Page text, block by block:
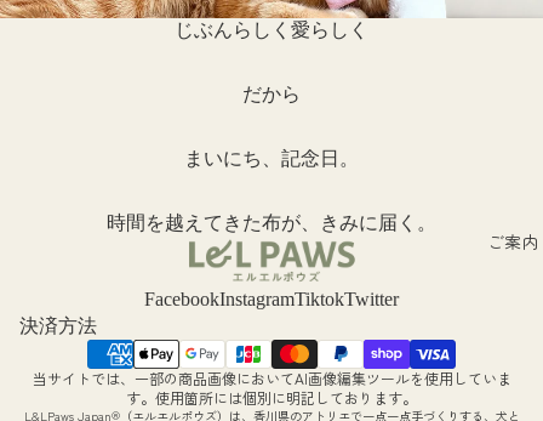
フォト
ご案内
じぶんらしく愛らしく
だから
まいにち、記念日。
時間を越えてきた布が、きみに届く。
FacebookInstagramTiktokTwitter
決済方法
当サイトでは、一部の商品画像においてAI画像編集ツールを使用していま
す。使用箇所には個別に明記しております。
L&LPaws Japan®（エルエルポウズ）は、香川県のアトリエで一点一点手づくりする、犬と
返金ポリシー